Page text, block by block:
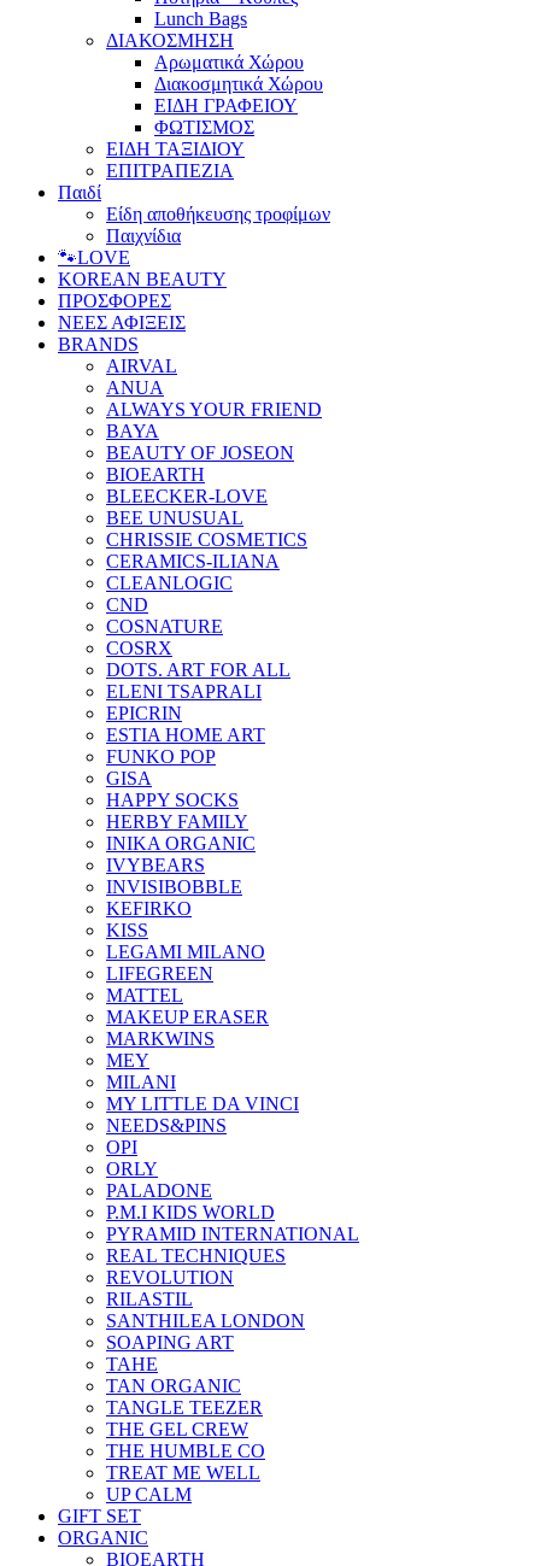
Lunch Bags
ΔΙΑΚΟΣΜΗΣΗ
Αρωματικά Χώρου
Διακοσμητικά Χώρου
ΕΙΔΗ ΓΡΑΦΕΙΟΥ
ΦΩΤΙΣΜΟΣ
ΕΙΔΗ ΤΑΞΙΔΙΟΥ
ΕΠΙΤΡΑΠΕΖΙΑ
Παιδί
Είδη αποθήκευσης τροφίμων
Παιχνίδια
🐾LOVE
KOREAN BEAUTY
ΠΡΟΣΦΟΡΕΣ
ΝΕΕΣ ΑΦΙΞΕΙΣ
BRANDS
AIRVAL
ANUA
ALWAYS YOUR FRIEND
BAYA
BEAUTY OF JOSEON
BIOEARTH
BLEECKER-LOVE
BEE UNUSUAL
CHRISSIE COSMETICS
CERAMICS-ILIANA
CLEANLOGIC
CND
COSNATURE
COSRX
DOTS. ART FOR ALL
ELENI TSAPRALI
EPICRIN
ESTIA HOME ART
FUNKO POP
GISA
HAPPY SOCKS
HERBY FAMILY
INIKA ORGANIC
IVYBEARS
INVISIBOBBLE
KEFIRKO
KISS
LEGAMI MILANO
LIFEGREEN
MATTEL
MAKEUP ERASER
MARKWINS
MEY
MILANI
MY LITTLE DA VINCI
NEEDS&PINS
OPI
ORLY
PALADONE
P.M.I KIDS WORLD
PYRAMID INTERNATIONAL
REAL TECHNIQUES
REVOLUTION
RILASTIL
SANTHILEA LONDON
SOAPING ART
TAHE
TAN ORGANIC
TANGLE TEEZER
THE GEL CREW
THE HUMBLE CO
TREAT ME WELL
UP CALM
GIFT SET
ORGANIC
BIOEARTH